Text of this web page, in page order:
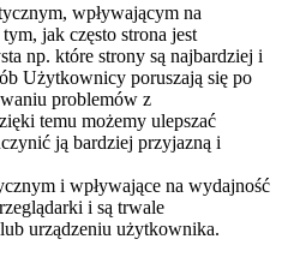
wpływającym na
jak często strona jest
np. które strony są najbardziej i
Użytkownicy poruszają się po
problemów z
temu możemy ulepszać
ją bardziej przyjazną i
i wpływające na wydajność
i są trwale
urządzeniu użytkownika.